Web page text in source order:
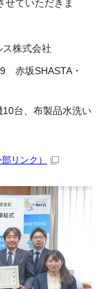
せていただきま
株式会社
赤坂SHASTA・
台、布製品水洗い
部リンク）